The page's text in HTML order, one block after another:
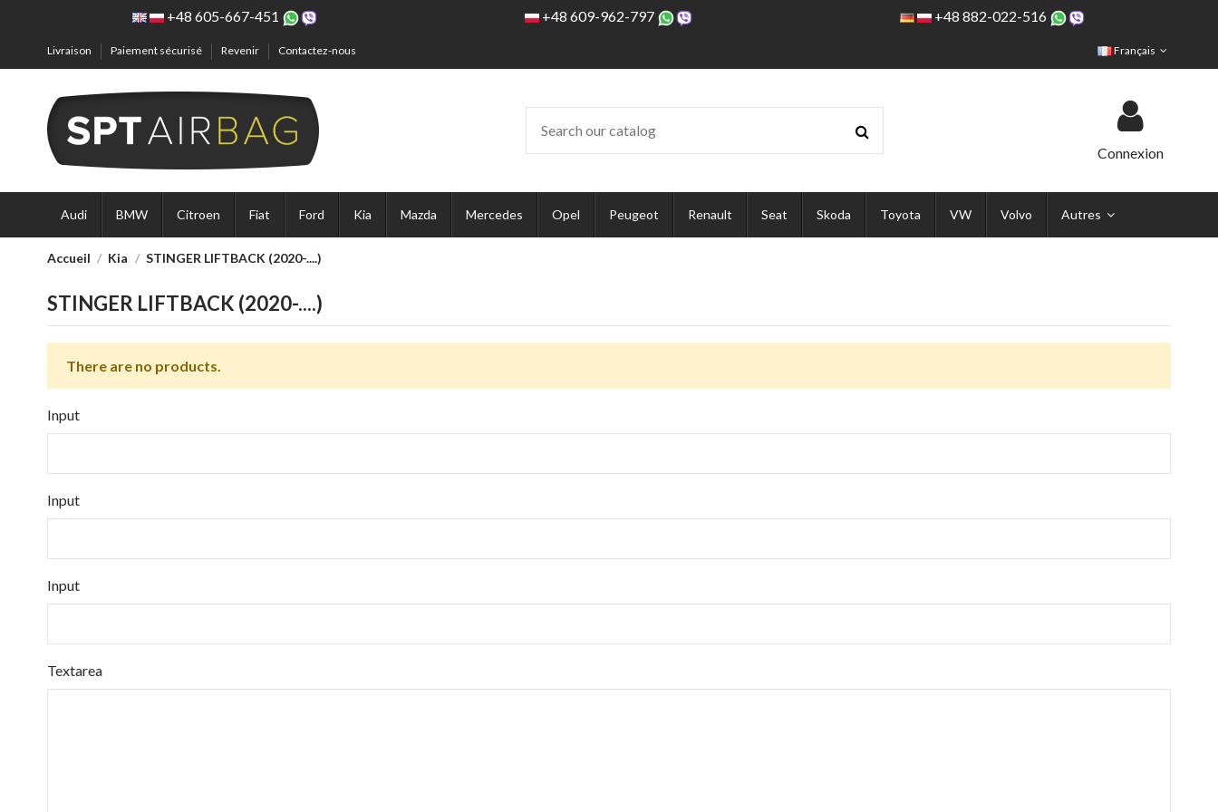
+48 605-667-451 +48 609-962-797 +48 882-022-516
Livraison Paiement sécurisé Revenir Contactez-nous Français
Connexion
Audi BMW Citroen Fiat Ford Kia Mazda Mercedes Opel Peugeot Renault Seat Skoda Toyota VW Volvo Autres
Accueil Kia STINGER LIFTBACK (2020-....)
STINGER LIFTBACK (2020-....)
There are no products.
Input
Input
Input
Textarea